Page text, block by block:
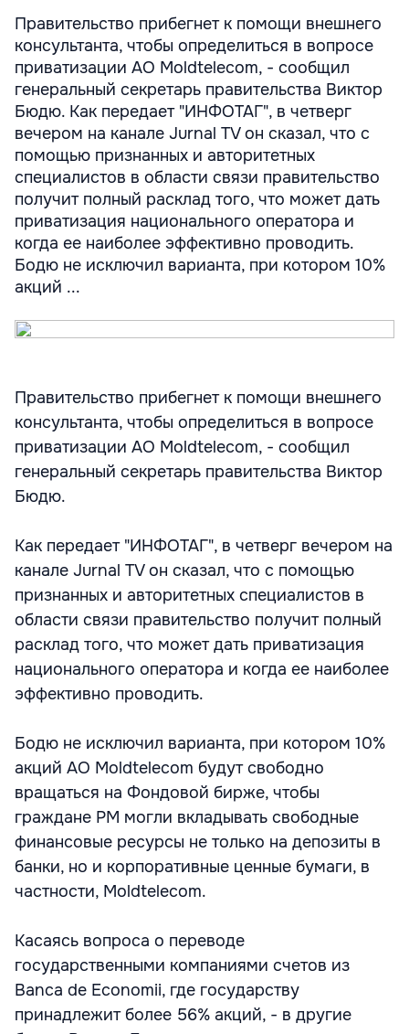
Правительство прибегнет к помощи внешнего
консультанта, чтобы определиться в вопросе
приватизации АО Moldtelecom, - сообщил
генеральный секретарь правительства Виктор
Бюдю. Как передает "ИНФОТАГ", в четверг
вечером на канале Jurnal TV он сказал, что с
помощью признанных и авторитетных
специалистов в области связи правительство
получит полный расклад того, что может дать
приватизация национального оператора и
когда ее наиболее эффективно проводить.
Бодю не исключил варианта, при котором 10%
акций ...
Правительство прибегнет к помощи внешнего
консультанта, чтобы определиться в вопросе
приватизации АО Moldtelecom, - сообщил
генеральный секретарь правительства Виктор
Бюдю.
Как передает "ИНФОТАГ", в четверг вечером на
канале Jurnal TV он сказал, что с помощью
признанных и авторитетных специалистов в
области связи правительство получит полный
расклад того, что может дать приватизация
национального оператора и когда ее наиболее
эффективно проводить.
Бодю не исключил варианта, при котором 10%
акций АО Moldtelecom будут свободно
вращаться на Фондовой бирже, чтобы
граждане РМ могли вкладывать свободные
финансовые ресурсы не только на депозиты в
банки, но и корпоративные ценные бумаги, в
частности, Moldtelecom.
Касаясь вопроса о переводе
государственными компаниями счетов из
Banca de Economii, где государству
принадлежит более 56% акций, - в другие